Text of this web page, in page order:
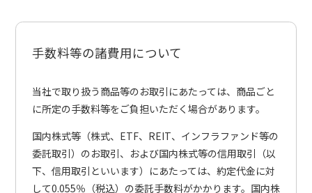
手数料等の諸費用について
当社で取り扱う商品等のお取引にあたっては、商品ごと
に所定の手数料等をご負担いただく場合があります。
国内株式等（株式、ETF、REIT、インフラファンド等の
委託取引）のお取引、および国内株式等の信用取引（以
下、信用取引といいます）にあたっては、約定代金に対
して0.055％（税込）の委託手数料がかかります。国内株